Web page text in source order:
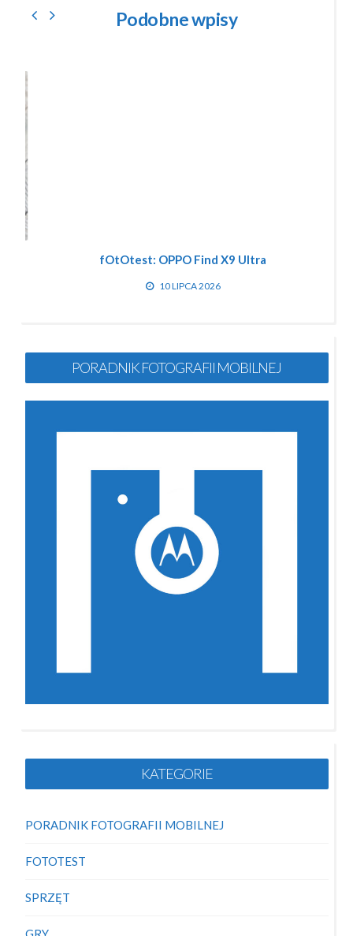
Podobne wpisy
fOtOtest: OPPO Find X9 Ultra
10 LIPCA 2026
PORADNIK FOTOGRAFII MOBILNEJ
KATEGORIE
PORADNIK FOTOGRAFII MOBILNEJ
FOTOTEST
SPRZĘT